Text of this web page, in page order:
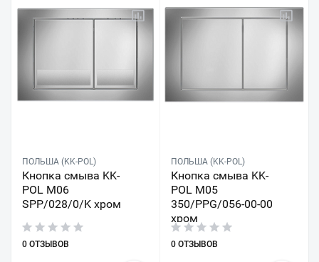
ПОЛЬША (KK-POL)
Кнопка смыва KK-
POL M06
SPP/028/0/K хром
0 ОТЗЫВОВ
ПОЛЬША (KK-POL)
Кнопка смыва KK-
POL M05
350/PPG/056-00-00
хром
0 ОТЗЫВОВ